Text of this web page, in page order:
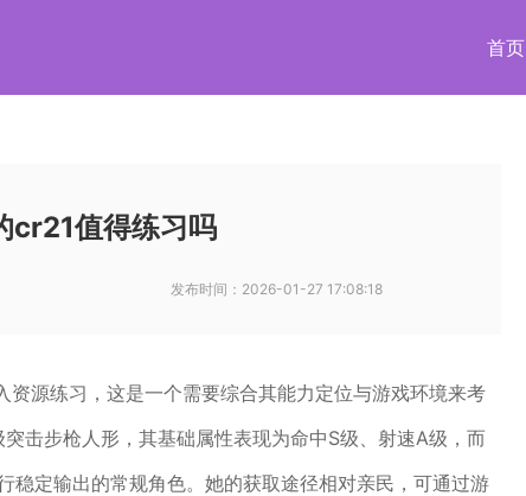
首页
cr21值得练习吗
发布时间： 2026-01-27 17:08:18
源练习，这是一个需要综合其能力定位与游戏环境来考
击步枪人形，其基础属性表现为命中S级、射速A级，而
稳定输出的常规角色。她的获取途径相对亲民，可通过游